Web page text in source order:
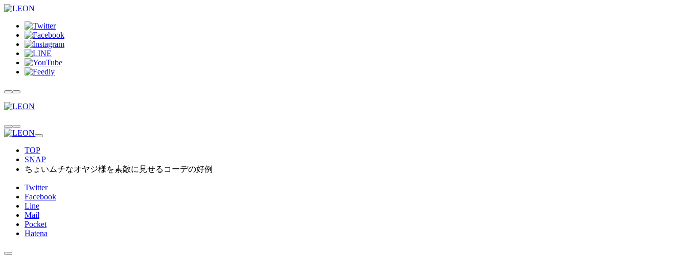
TOP
SNAP
ちょいムチなオヤジ様を素敵に見せるコーデの好例
Twitter
Facebook
Line
Mail
Pocket
Hatena